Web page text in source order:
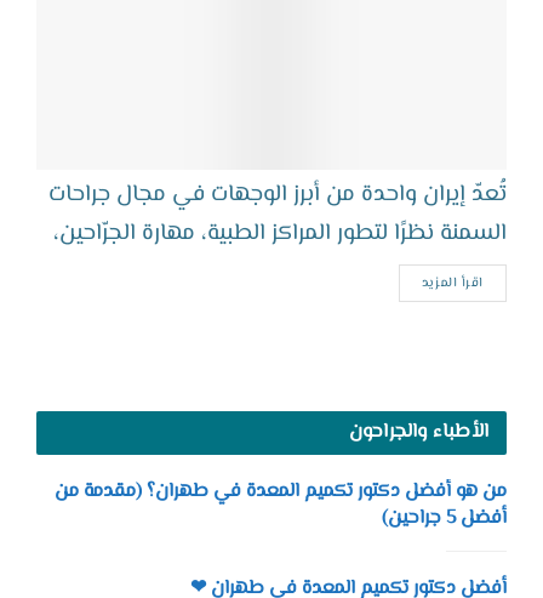
تُعدّ إيران واحدة من أبرز الوجهات في مجال جراحات
السمنة نظرًا لتطور المراكز الطبية، مهارة الجرّاحين،
وتكاليف العلاج المناسبة مقارنة...
اقرأ المزيد
الأطباء والجراحون
من هو أفضل دكتور تكميم المعدة في طهران؟ (مقدمة من
أفضل 5 جراحين)
أفضل دكتور تكميم المعدة في طهران ❤